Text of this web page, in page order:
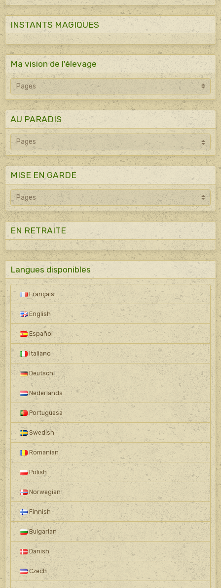
INSTANTS MAGIQUES
Ma vision de l'élevage
AU PARADIS
MISE EN GARDE
EN RETRAITE
Langues disponibles
Français
English
Español
Italiano
Deutsch
Nederlands
Portuguesa
Swedish
Romanian
Polish
Norwegian
Finnish
Bulgarian
Danish
Czech